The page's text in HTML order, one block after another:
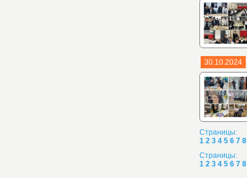
30.10.2024
Страницы:
1 2 3 4 5 6 7 8
Страницы:
1 2 3 4 5 6 7 8